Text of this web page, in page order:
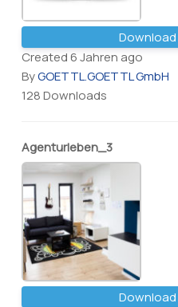
Download
Created 6 Jahren ago
ByGOETTL.GOETTL GmbH
128 Downloads
Agenturleben_3
Download